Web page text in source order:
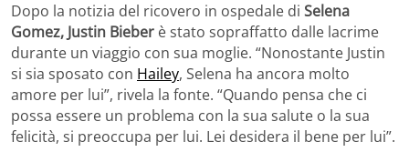
Dopo la notizia del ricovero in ospedale di Selena
Gomez, Justin Bieber è stato sopraffatto dalle lacrime
durante un viaggio con sua moglie. “Nonostante Justin
si sia sposato con Hailey, Selena ha ancora molto
amore per lui”, rivela la fonte. “Quando pensa che ci
possa essere un problema con la sua salute o la sua
felicità, si preoccupa per lui. Lei desidera il bene per lui”.